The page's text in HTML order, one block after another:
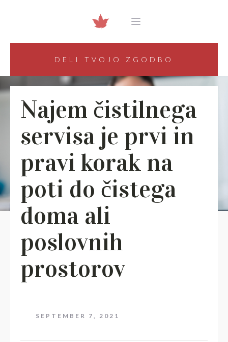
DELI TVOJO ZGODBO
Najem čistilnega
servisa je prvi in
pravi korak na
poti do čistega
doma ali
poslovnih
prostorov
SEPTEMBER 7, 2021